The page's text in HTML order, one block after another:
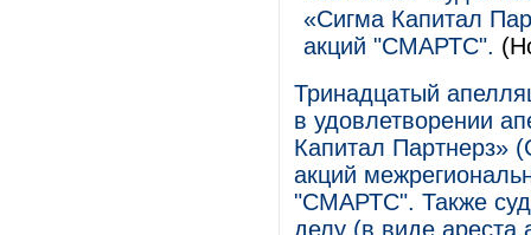
«Сигма Капитал
акций "СМАРТС".
Тринадцатый
в удовлетворении
Капитал Партнерз»
акций
"СМАРТС". Также
делу (в виде